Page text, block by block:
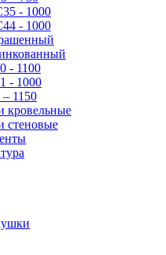
- 1000
- 1000
- 1100
- 1000
1150
кровельные
стеновые